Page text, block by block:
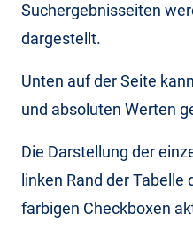
Suchergebnisseiten
dargestellt.
Unten auf der Seite
und absoluten Werten
Die Darstellung der
linken Rand der
farbigen Checkboxen